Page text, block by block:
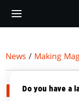
main
News / Making
Do you have a